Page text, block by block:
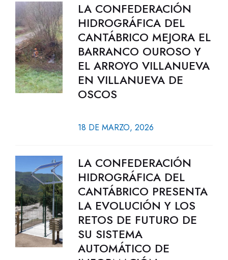
LA CONFEDERACIÓN
HIDROGRÁFICA DEL
CANTÁBRICO MEJORA EL
BARRANCO OUROSO Y
EL ARROYO VILLANUEVA
EN VILLANUEVA DE
OSCOS
18 DE MARZO, 2026
LA CONFEDERACIÓN
HIDROGRÁFICA DEL
CANTÁBRICO PRESENTA
LA EVOLUCIÓN Y LOS
RETOS DE FUTURO DE
SU SISTEMA
AUTOMÁTICO DE